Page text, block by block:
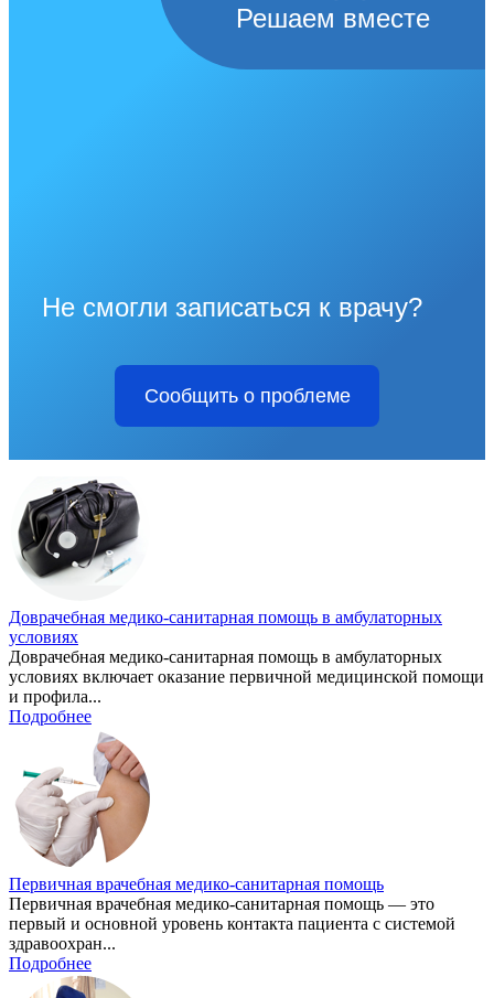
Решаем вместе
Не смогли записаться к врачу?
Сообщить о проблеме
Доврачебная медико-санитарная помощь в амбулаторных
условиях
Доврачебная медико-санитарная помощь в амбулаторных
условиях включает оказание первичной медицинской помощи
и профила...
Подробнее
Первичная врачебная медико-санитарная помощь
Первичная врачебная медико-санитарная помощь — это
первый и основной уровень контакта пациента с системой
здравоохран...
Подробнее